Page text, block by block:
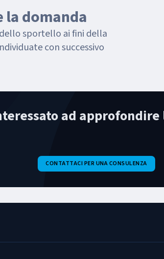
la domanda
sportello ai fini della
con successivo
ad approfondire
CONTATTACI PER UNA CONSULENZA